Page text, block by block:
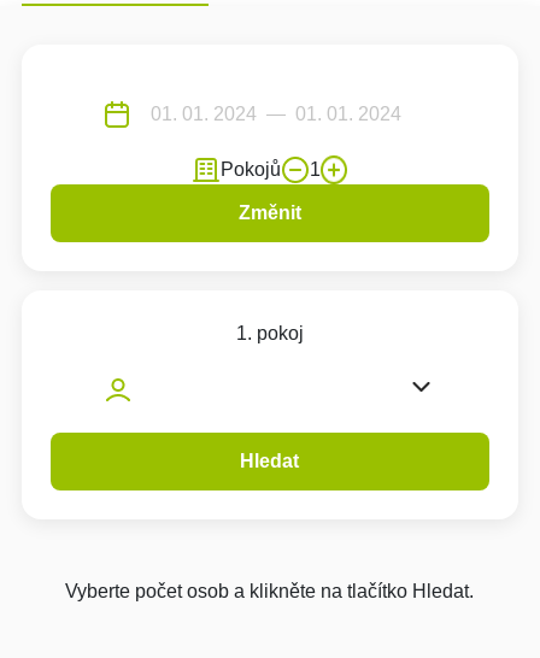
Pokojů 1
Změnit
1. pokoj
Hledat
Vyberte počet osob a klikněte na tlačítko Hledat.